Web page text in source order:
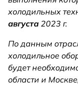
холодильных
августа 2023 г.
По данным
холодильное
будет
области и